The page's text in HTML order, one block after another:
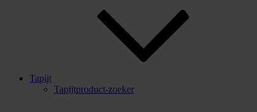
Tapijt
Tapijtproduct-zoeker